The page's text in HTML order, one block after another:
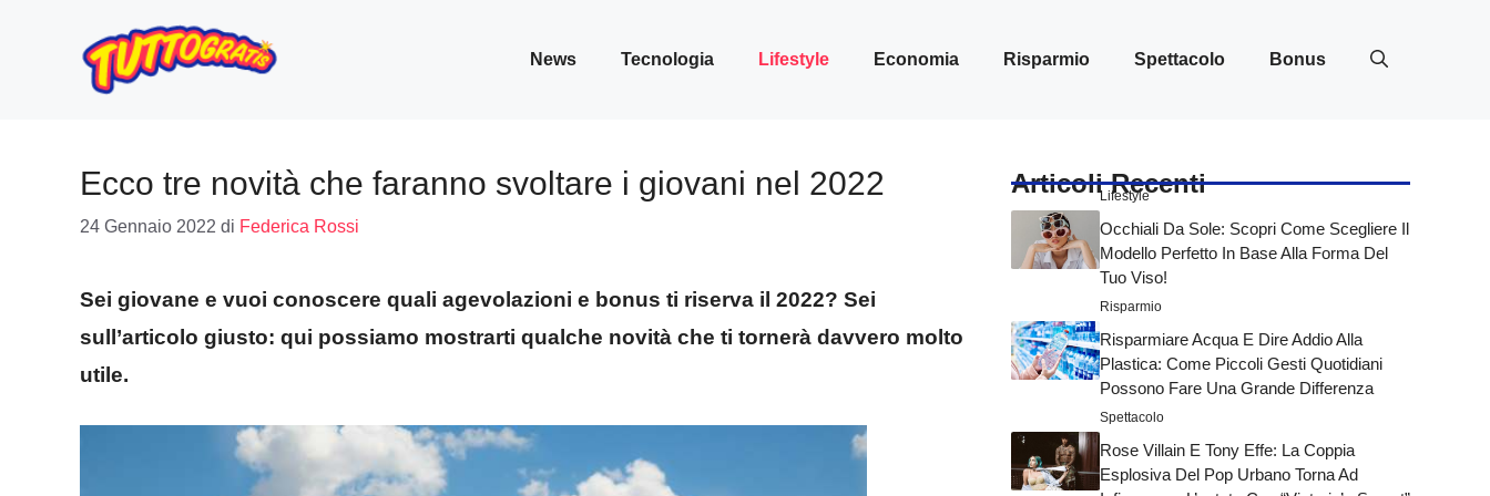
contenuto
News Tecnologia Lifestyle Economia Risparmio Spettacolo Bonus
Ecco tre novità che faranno svoltare i giovani nel 2022
24 Gennaio 2022 di Federica Rossi
Sei giovane e vuoi conoscere quali agevolazioni e bonus ti riserva il 2022? Sei
sull’articolo giusto: qui possiamo mostrarti qualche novità che ti tornerà davvero molto
utile.
Articoli Recenti
Lifestyle
Occhiali Da Sole: Scopri Come Scegliere Il
Modello Perfetto In Base Alla Forma Del
Tuo Viso!
Risparmio
Risparmiare Acqua E Dire Addio Alla
Plastica: Come Piccoli Gesti Quotidiani
Possono Fare Una Grande Differenza
Spettacolo
Rose Villain E Tony Effe: La Coppia
Esplosiva Del Pop Urbano Torna Ad